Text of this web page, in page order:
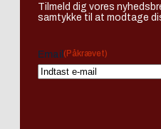
Tilmeld dig vores
samtykke til at modtage
Email (Påkrævet)